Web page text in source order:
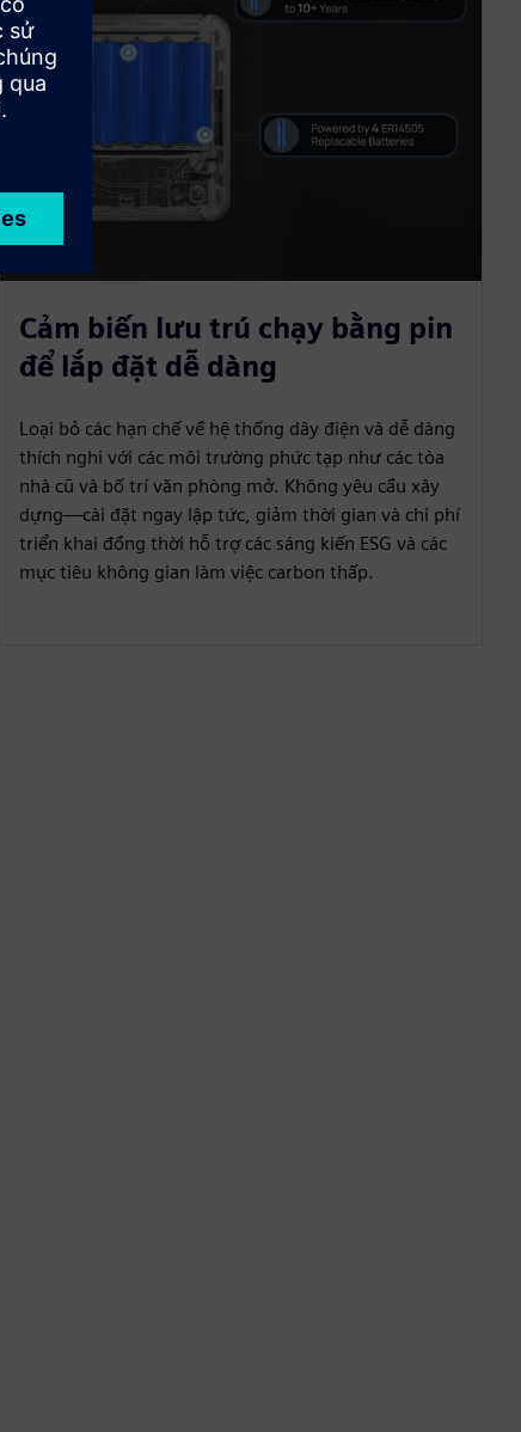
Cảm biến lưu trú chạy bằng pin
để lắp đặt dễ dàng
Loại bỏ các hạn chế về hệ thống dây điện và dễ dàng
thích nghi với các môi trường phức tạp như các tòa
nhà cũ và bố trí văn phòng mở. Không yêu cầu xây
dựng—cài đặt ngay lập tức, giảm thời gian và chi phí
triển khai đồng thời hỗ trợ các sáng kiến ESG và các
mục tiêu không gian làm việc carbon thấp.